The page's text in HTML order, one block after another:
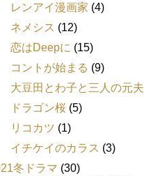
レンアイ漫画家 (4)
ネメシス (12)
恋はDeepに (15)
コントが始まる (9)
大豆田とわ子と三人の元夫
ドラゴン桜 (5)
リコカツ (1)
イチケイのカラス (3)
冬ドラマ (30)